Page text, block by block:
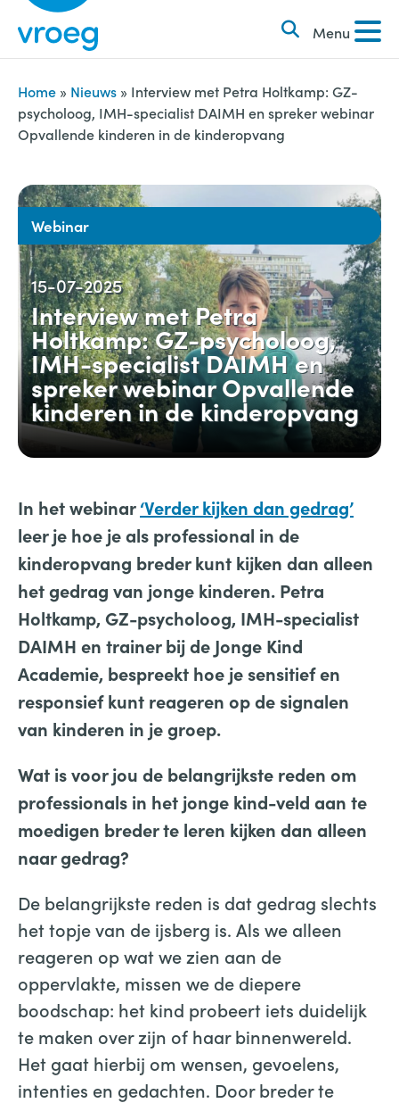
i
Menu
k
e
n
n
a
a
:
Home » Nieuws » Interview met Petra Holtkamp: GZ-
psycholoog, IMH-specialist DAIMH en spreker webinar
Opvallende kinderen in de kinderopvang
Webinar
15-07-2025
Interview met Petra
Holtkamp: GZ-psycholoog,
IMH-specialist DAIMH en
spreker webinar Opvallende
kinderen in de kinderopvang
In het webinar‘Verder kijken dan gedrag’
leer je hoe je als professional in de
kinderopvang breder kunt kijken dan alleen
het gedrag van jonge kinderen. Petra
Holtkamp, GZ-psycholoog, IMH-specialist
DAIMH en trainer bij de Jonge Kind
Academie, bespreekt hoe je sensitief en
responsief kunt reageren op de signalen
van kinderen in je groep.
Wat is voor jou de belangrijkste reden om
professionals in het jonge kind-veld aan te
moedigen breder te leren kijken dan alleen
naar gedrag?
De belangrijkste reden is dat gedrag slechts
het topje van de ijsberg is. Als we alleen
reageren op wat we zien aan de
oppervlakte, missen we de diepere
boodschap: het kind probeert iets duidelijk
te maken over zijn of haar binnenwereld.
Het gaat hierbij om wensen, gevoelens,
intenties en gedachten. Door breder te